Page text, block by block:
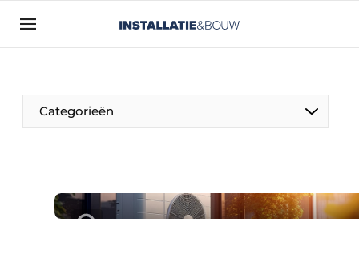
Aanmelden
Bedrijven
Contact
Installatie & Bouw | Platform over
Categorieën